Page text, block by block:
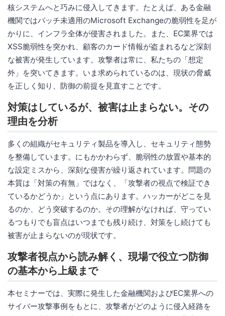
核システムへと巧みに侵入してきます。たとえば、ある金融
機関ではパッチ未適用のMicrosoft Exchangeの脆弱性を足が
かりに、インフラ全体が侵害されました。また、EC業界では
XSS脆弱性を突かれ、顧客のカード情報が盗まれるなど深刻
な被害が発生しています。攻撃者は常に、私たちの「想定
外」を突いてきます。いま求められているのは、現状の脅威
を正しく知り、防御の前提を見直すことです。
対策はしているが、被害は止まらない。その
理由を分析
多くの組織がセキュリティ製品を導入し、セキュリティ態勢
を整備しています。にもかかわらず、脆弱性の放置や基本的
な設定ミスから、深刻な侵害が繰り返されています。問題の
本質は「対策の有無」ではなく、「攻撃者の視点で検証でき
ているかどうか」という点にあります。ハッカーがどこを見
るのか、どう突破するのか。その理解がなければ、守ってい
るつもりでも盲点はいつまでも残り続け、対策をし続けても
被害が止まらないのが現状です。
攻撃者視点から読み解く、現場で役立つ防御
の基本から上級まで
本セミナーでは、実際に発生した金融機関およびEC業界への
サイバー攻撃事例をもとに、攻撃者がどのように侵入経路を